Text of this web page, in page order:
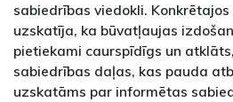
sabiedrības viedokli.
uzskatīja, ka būvatļaujas
pietiekami caurspīdīgs un
sabiedrības daļas, kas pauda
uzskatāms par informētas